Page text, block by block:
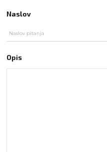
Naslov
Opis